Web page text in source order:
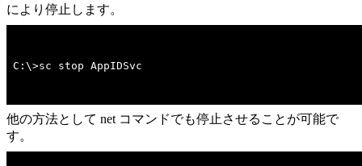
により停止します。
C:\>sc stop AppIDSvc
他の方法として net コマンドでも停止させることが可能で
す。